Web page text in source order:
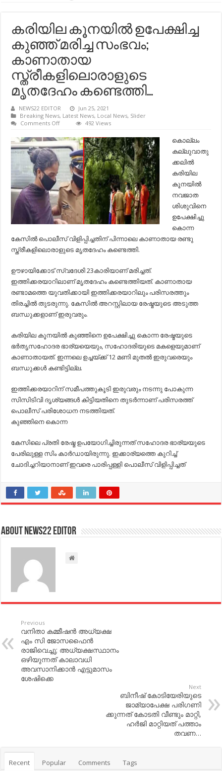
കരിയില കൂനയില്‍ ഉപേക്ഷിച്ച
കുഞ്ഞ് മരിച്ച സംഭവം;
കാണാതായ
സ്ത്രീകളിലൊരാളുടെ
മൃതദേഹം കണ്ടെത്തി…
NEWS22 EDITOR
Jun 25, 2021
Breaking News, Latest News, Local News, Slider
Comments Offon
കൂനയില്‍
ഉപേക്ഷിച്ച
കുഞ്ഞ്
മരിച്ച
സംഭവം;
കാണാതായ
സ്ത്രീകളിലൊരാളുടെ
മൃതദേഹം
കണ്ടെത്തി…
492 Views
കൊല്ലം
കല്ലുവാതു
ക്കലില്‍
കരിയില
കൂനയില്‍
നവജാത
ശിശുവിനെ
ഉപേക്ഷിച്ചു
കൊന്ന
കേസില്‍ പൊലീസ് വിളിപ്പിച്ചതിന് പിന്നാലെ കാണാതായ രണ്ടു
സ്ത്രീകളിലൊരാളുടെ മൃതദേഹം കണ്ടെത്തി.
ഊഴായിക്കോട് സ്വദേശി 23കാരിയാണ് മരിച്ചത്.
ഇത്തിക്കരയാറിലാണ് മൃതദേഹം കണ്ടെത്തിയത്. കാണാതായ
രണ്ടാമത്തെ യുവതിക്കായി ഇത്തിക്കരയാറിലും പരിസരത്തും
തിരച്ചില്‍ തുടരുന്നു. കേസില്‍ അറസ്റ്റിലായ രേഷ്മയുടെ അടുത്ത
ബന്ധുക്കളാണ് ഇരുവരും.
കരിയില കൂനയില്‍ കുഞ്ഞിനെ ഉപേക്ഷിച്ചു കൊന്ന രേഷ്മയുടെ
ഭര്‍തൃസഹോദര ഭാര്യയെയും, സഹോദരിയുടെ മകളെയുമാണ്
കാണാതായത്. ഇന്നലെ ഉച്ചയ്ക്ക് 12 മണി മുതല്‍ ഇരുവരെയും
ബന്ധുക്കള്‍ കണ്ടിട്ടില്ല.
ഇത്തിക്കരയാറിന് സമീപത്തുകൂടി ഇരുവരും നടന്നു പോകുന്ന
സിസിടിവി ദൃശ്യങ്ങള്‍ കിട്ടിയതിനെ തുടര്‍ന്നാണ് പരിസരത്ത്
പൊലീസ് പരിശോധന നടത്തിയത്.
കുഞ്ഞിനെ കൊന്ന
കേസിലെ പ്രതി രേഷ്മ ഉപയോഗിച്ചിരുന്നത് സഹോദര ഭാര്യയുടെ
പേരിലുള്ള സിം കാര്‍ഡായിരുന്നു. ഇക്കാര്യത്തെ കുറിച്ച്‌
ചോദിച്ചറിയാനാണ് ഇവരെ പാരിപ്പള്ളി പൊലീസ് വിളിപ്പിച്ചത്
About NEWS22 EDITOR
Previous
വനിതാ കമ്മീഷന്‍ അധ്യക്ഷ
എം സി ജോസഫൈന്‍
രാജിവെച്ചു; അധ്യക്ഷസ്ഥാനം
ഒഴിയുന്നത് കാലാവധി
അവസാനിക്കാന്‍ എട്ടുമാസം
ശേഷിക്കെ
Next
ബിനീഷ് കോടിയേരിയുടെ
ജാമ്യാപേക്ഷ പരി​ഗണി​
ക്കുന്നത് കോടതി​ വീണ്ടും മാറ്റി​,
ഹര്‍ജി​ മാറ്റി​യത് പത്താം
തവണ…
Recent Popular Comments Tags